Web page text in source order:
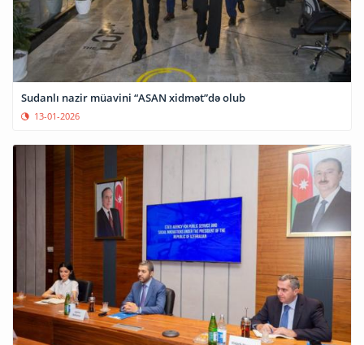
Sudanlı nazir müavini “ASAN xidmət”də olub
13-01-2026